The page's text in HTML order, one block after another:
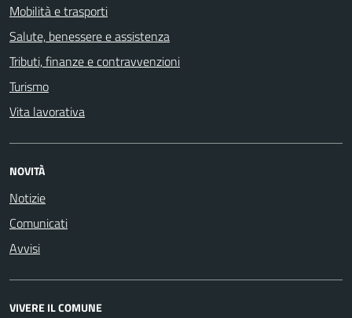
Mobilità e trasporti
Salute, benessere e assistenza
Tributi, finanze e contravvenzioni
Turismo
Vita lavorativa
NOVITÀ
Notizie
Comunicati
Avvisi
VIVERE IL COMUNE